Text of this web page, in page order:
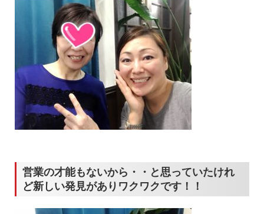
営業の才能もないから・・と思っていたけれ
ど新しい発見がありワクワクです！！